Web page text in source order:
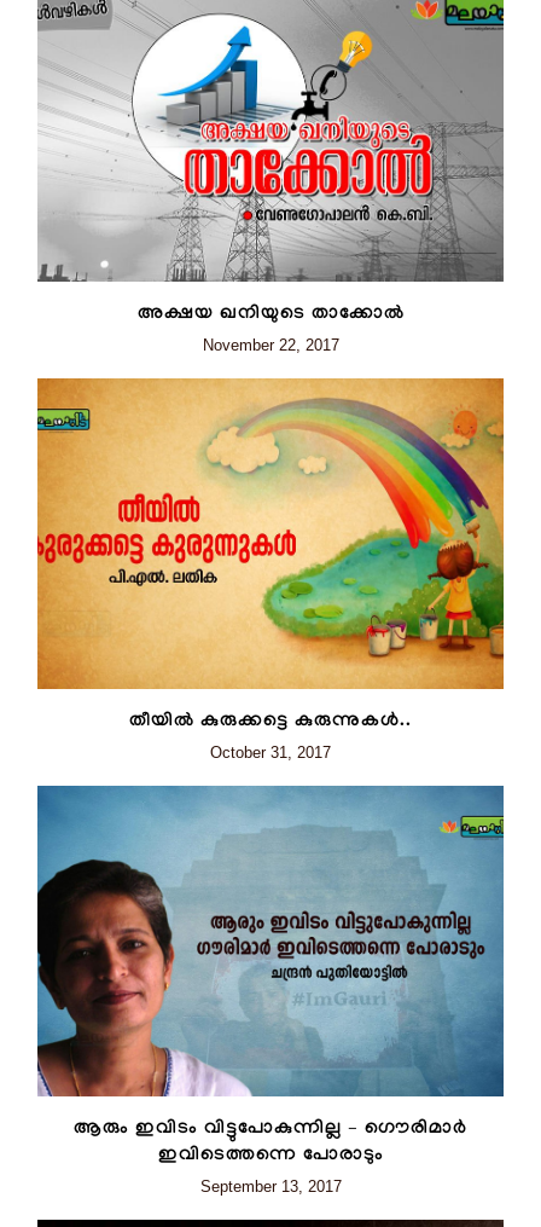
അക്ഷയ ഖനിയുടെ താക്കോൽ
November 22, 2017
തീയിൽ കുരുക്കട്ടെ കുരുന്നുകൾ..
October 31, 2017
ആരും ഇവിടം വിട്ടുപോകുന്നില്ല – ഗൌരിമാര്‍
ഇവിടെത്തന്നെ പോരാടും
September 13, 2017